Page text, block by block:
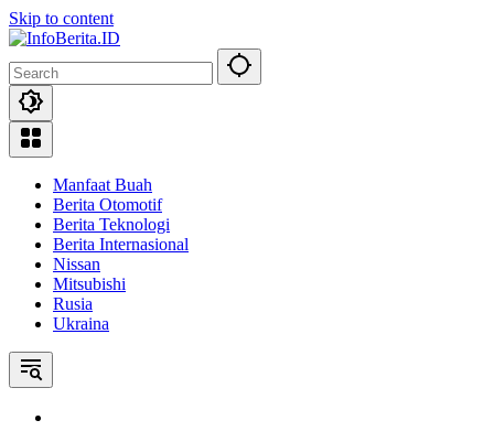
Skip to content
Manfaat Buah
Berita Otomotif
Berita Teknologi
Berita Internasional
Nissan
Mitsubishi
Rusia
Ukraina